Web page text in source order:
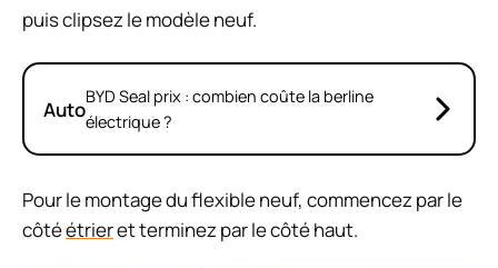
puis clipsez le modèle neuf.
AutoBYD Seal prix : combien coûte la berline
électrique ?
Pour le montage du flexible neuf, commencez par le
côtéétrieret terminez par le côté haut.